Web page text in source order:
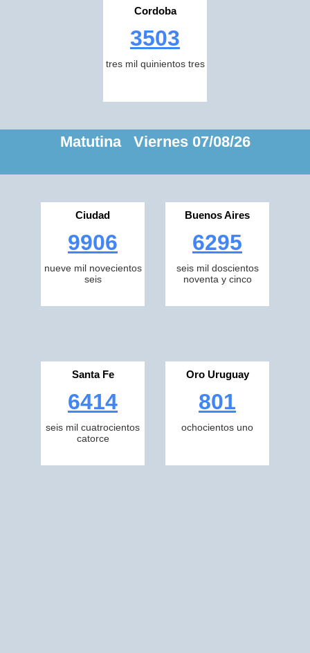
Cordoba
3503
tres mil quinientos tres
Matutina Viernes 07/08/26
Ciudad
9906
nueve mil novecientos
seis
Buenos Aires
6295
seis mil doscientos
noventa y cinco
Santa Fe
6414
seis mil cuatrocientos
catorce
Oro Uruguay
801
ochocientos uno